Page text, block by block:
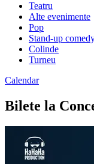
Teatru
Alte evenimente
Pop
Stand-up
Colinde
Turneu
Calendar
Bilete la